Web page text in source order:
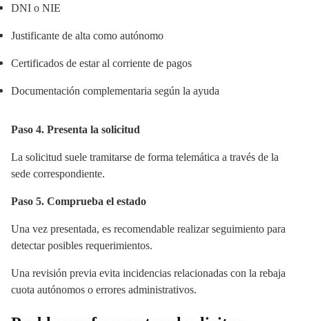
DNI o NIE
Justificante de alta como autónomo
Certificados de estar al corriente de pagos
Documentación complementaria según la ayuda
Paso 4. Presenta la solicitud
La solicitud suele tramitarse de forma telemática a través de la
sede correspondiente.
Paso 5. Comprueba el estado
Una vez presentada, es recomendable realizar seguimiento para
detectar posibles requerimientos.
Una revisión previa evita incidencias relacionadas con la rebaja
cuota autónomos o errores administrativos.